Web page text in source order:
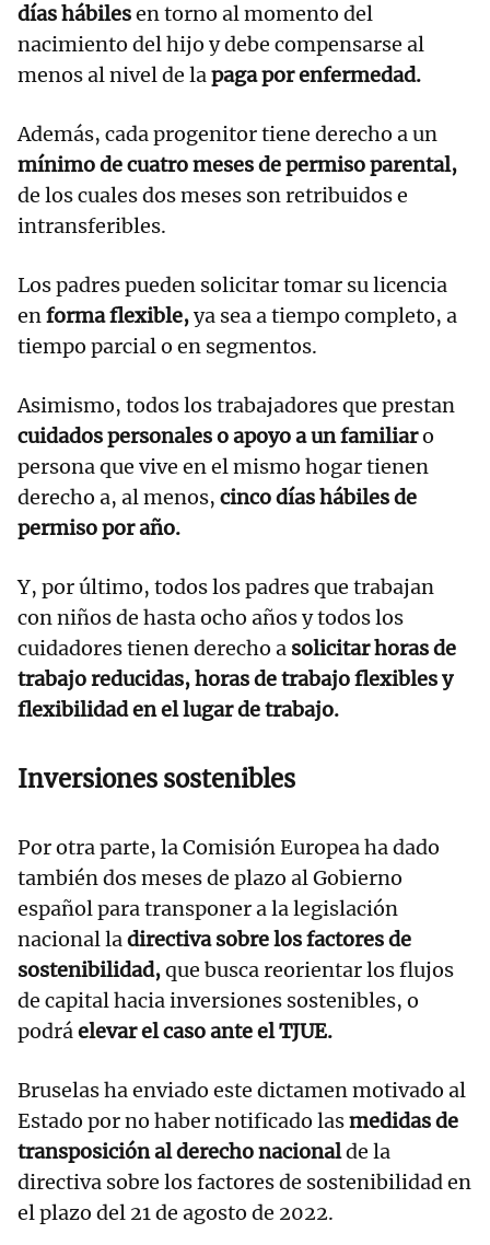
días hábilesen torno al momento del
nacimiento del hijo y debe compensarse al
menos al nivel de lapaga por enfermedad.
Además, cada progenitor tiene derecho a un
mínimo de cuatro meses de permiso parental,
de los cuales dos meses son retribuidos e
intransferibles.
Los padres pueden solicitar tomar su licencia
enforma flexible,ya sea a tiempo completo, a
tiempo parcial o en segmentos.
Asimismo, todos los trabajadores que prestan
cuidados personales o apoyo a un familiaro
persona que vive en el mismo hogar tienen
derecho a, al menos, cinco días hábiles de
permiso por año.
Y, por último, todos los padres que trabajan
con niños de hasta ocho años y todos los
cuidadores tienen derecho a solicitar horas de
trabajo reducidas, horas de trabajo flexibles y
flexibilidad en el lugar de trabajo.
Inversiones sostenibles
Por otra parte, la Comisión Europea ha dado
también dos meses de plazo al Gobierno
español para transponer a la legislación
nacional ladirectiva sobre los factores de
sostenibilidad,que busca reorientar los flujos
de capital hacia inversiones sostenibles, o
podráelevar el caso ante el TJUE.
Bruselas ha enviado este dictamen motivado al
Estado por no haber notificado lasmedidas de
transposición al derecho nacionalde la
directiva sobre los factores de sostenibilidad en
el plazo del 21 de agosto de 2022.